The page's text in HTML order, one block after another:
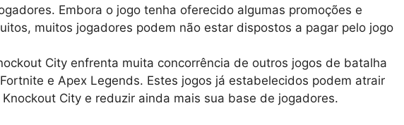
Embora o jogo tenha oferecido algumas promoções e
muitos jogadores podem não estar dispostos a pagar pelo jogo
City enfrenta muita concorrência de outros jogos de batalha
e Apex Legends. Estes jogos já estabelecidos podem atrair
City e reduzir ainda mais sua base de jogadores.